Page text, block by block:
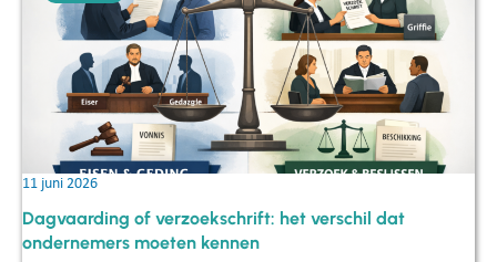
11 juni 2026
Dagvaarding of verzoekschrift: het verschil dat
ondernemers moeten kennen